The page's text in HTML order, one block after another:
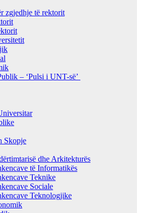
zgjedhje të rektorit
– ‘Pulsi i UNT-së’
Skopje
dhe Arkitekturës
të Informatikës
Teknike
Sociale
Teknologjike